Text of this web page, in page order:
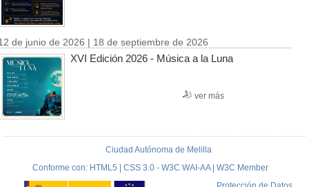
de junio de 2026 | 18 de septiembre de 2026
XVI Edición 2026 - Música a la Luna
ver más
Ciudad Autónoma de Melilla
Conforme con: HTML5 | CSS 3.0 - W3C WAI-AA | W3C Member